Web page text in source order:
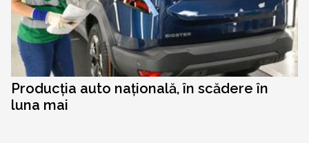
Producția auto națională, în scădere în
luna mai